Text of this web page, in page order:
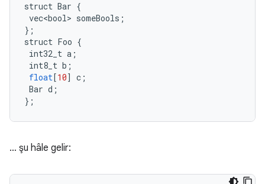
struct Bar {
vec<bool> someBools ;
};
struct Foo {
int32_t a ;
int8_t b ;
float[10] c ;
Bar d ;
};
… şu hâle gelir: